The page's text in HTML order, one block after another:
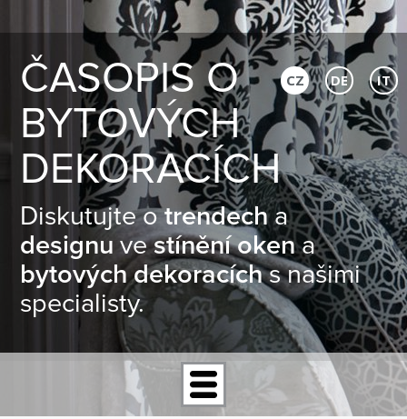
ČASOPIS O
BYTOVÝCH
DEKORACÍCH
Diskutujte otrendecha
designu vestínění okena
bytových dekoracíchs našimi
specialisty.
CZ DE IT